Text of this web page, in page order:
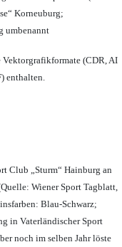
Korneuburg;
umbenannt
(CDR, AI
enthalten.
Club „Sturm“ Hainburg an
Wiener Sport Tagblatt,
Blau-Schwarz;
in Vaterländischer Sport
noch im selben Jahr löste